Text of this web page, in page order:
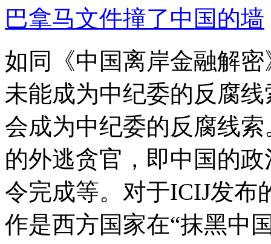
巴拿马文件撞了中国的墙
如同《中国离岸金融解
未能成为中纪委的反腐
会成为中纪委的反腐线
的外逃贪官，即中国的
令完成等。对于ICIJ发布
作是西方国家在“抹黑中